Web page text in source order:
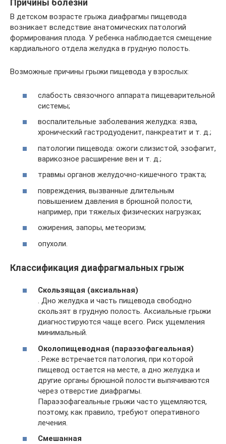
Причины болезни
В детском возрасте грыжа диафрагмы пищевода
возникает вследствие анатомических патологий
формирования плода. У ребенка наблюдается смещение
кардиального отдела желудка в грудную полость.
Возможные причины грыжи пищевода у взрослых:
слабость связочного аппарата пищеварительной
системы;
воспалительные заболевания желудка: язва,
хронический гастродуоденит, панкреатит и т. д.;
патологии пищевода: ожоги слизистой, эзофагит,
варикозное расширение вен и т. д.;
травмы органов желудочно-кишечного тракта;
повреждения, вызванные длительным
повышением давления в брюшной полости,
например, при тяжелых физических нагрузках;
ожирения, запоры, метеоризм;
опухоли.
Классификация диафрагмальных грыж
Скользящая (аксиальная)
. Дно желудка и часть пищевода свободно
скользят в грудную полость. Аксиальные грыжи
диагностируются чаще всего. Риск ущемления
минимальный.
Околопищеводная (параэзофагеальная)
. Реже встречается патология, при которой
пищевод остается на месте, а дно желудка и
другие органы брюшной полости выпячиваются
через отверстие диафрагмы.
Параэзофагеальные грыжи часто ущемляются,
поэтому, как правило, требуют оперативного
лечения.
Смешанная